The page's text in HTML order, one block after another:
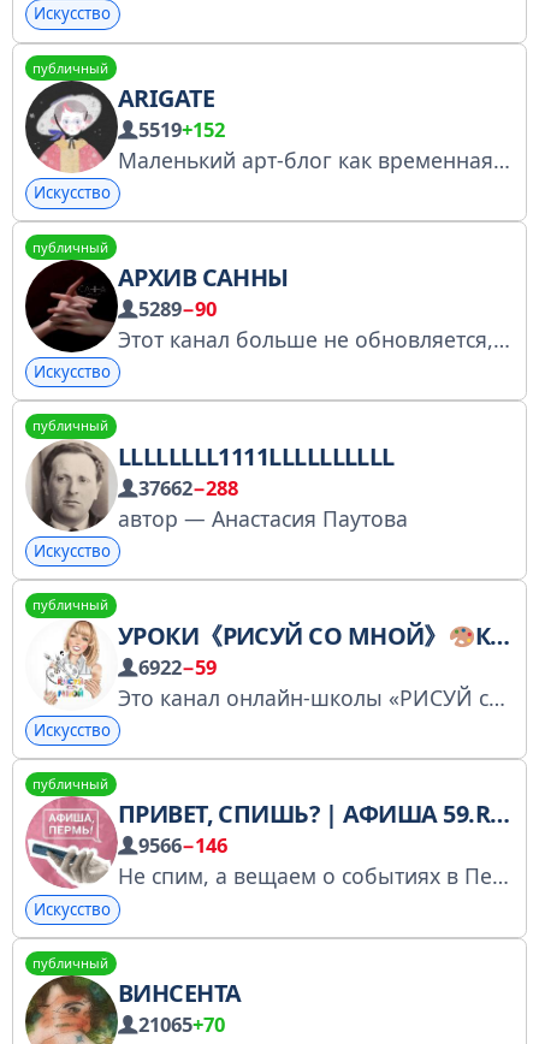
Искусство
публичный
ARIGATE
5519+152
Маленький арт-блог как временная замена твиттеру
Искусство
публичный
АРХИВ САННЫ
5289−90
Этот канал больше не обновляется, но остаётся как хранилище прошлого контента Новый канал: @sannapsd
Искусство
публичный
LLLLLLLL1111LLLLLLLLLL
37662−288
автор — Анастасия Паутова
Искусство
публичный
УРОКИ《РИСУЙ СО МНОЙ》 КАНАЛ
6922−59
Это канал онлайн-школы «РИСУЙ со МНОЙ»
Искусство
публичный
ПРИВЕТ, СПИШЬ? | АФИША 59.RU | ПЕРМЬ
9566−146
Не спим, а вещаем о событиях в Перми. Здесь — анонсы концертов, обзоры топовых мест и репортажи с тусовок
Искусство
публичный
ВИНСЕНТА
21065+70